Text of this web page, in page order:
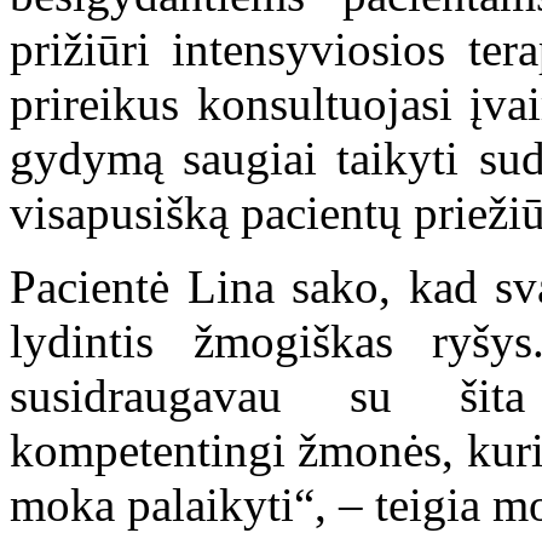
prižiūri intensyviosios
prireikus konsultuojasi
gydymą saugiai taikyti
visapusišką pacientų
Pacientė Lina sako, kad
lydintis žmogiškas
susidraugavau su
kompetentingi žmonės,
moka palaikyti“, – teigia